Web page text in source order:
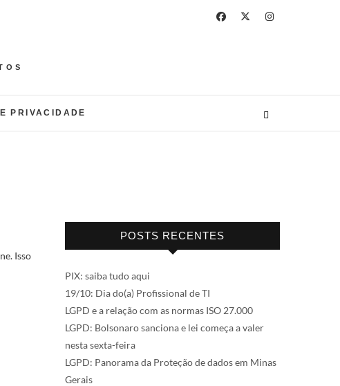
PRIVACIDADE
Isso
POSTS RECENTES
PIX: saiba tudo aqui
19/10: Dia do(a) Profissional de TI
LGPD e a relação com as normas ISO 27.000
LGPD: Bolsonaro sanciona e lei começa a valer
nesta sexta-feira
LGPD: Panorama da Proteção de dados em Minas
Gerais